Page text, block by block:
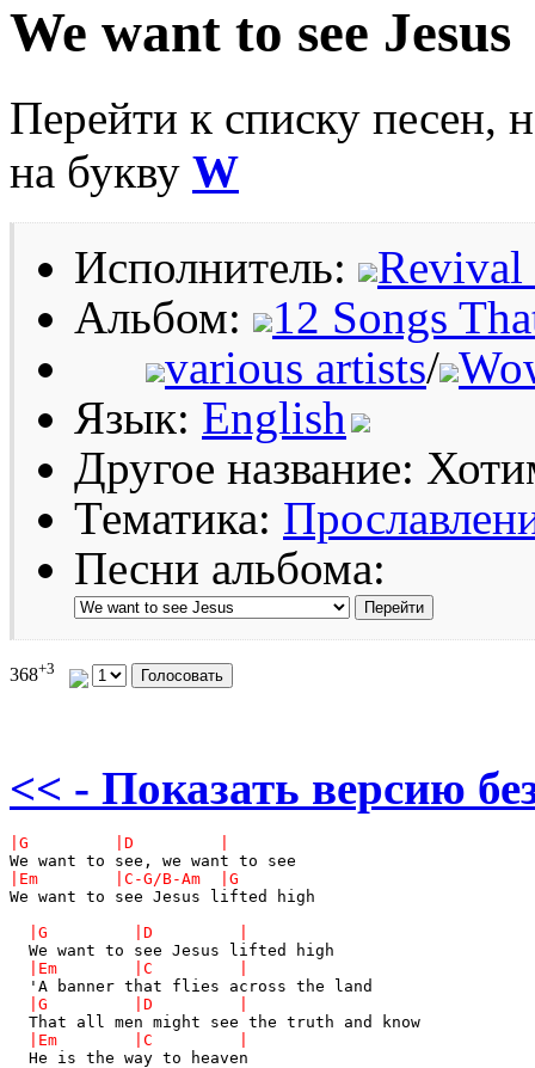
We want to see Jesus
Перейти к списку песен,
на букву W
Исполнитель:
Revival
Альбом:
12 Songs
various artists/
Язык: English
Другое название:
Тематика:
Песни альбома:
368+3
<< - Показать версию
We want to see Jesus lifted high
  He is the way to heaven